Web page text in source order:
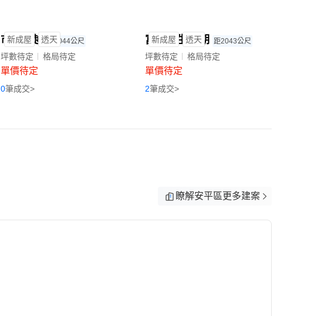
市政三越 距2044公尺
新成屋
透天
坪數待定
格局待定
單價待定
0筆成交>
富寓人生16期 距2043公尺
新成屋
透天
坪數待定
格局待定
單價待定
2筆成交>
瞭解安平區更多建案